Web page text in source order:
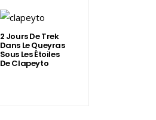
2 Jours De Trek
Dans Le Queyras
Sous Les Étoiles
De Clapeyto